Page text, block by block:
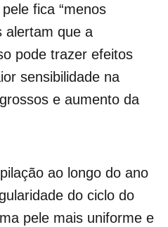
fica “menos
alertam que a
pode trazer efeitos
sensibilidade na
e aumento da
ao longo do ano
do ciclo do
pele mais uniforme e